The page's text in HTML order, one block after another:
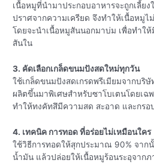
เนื้อหมูที่นำมาประกอบอาหารจะถูกเลี้ย
ปราศจากความเครียด จึงทำให้เนื้อหมู
โดยจะนำเนื้อหมูสันนอกมาบ่ม เพื่อทำใ
สันใน
3. คัดเลือกเกล็ดขนมปังสดใหม่ทุกวัน
ใช้เกล็ดขนมปังสดเกรดพรีเมียมจากบริษั
ผลิตขึ้นมาพิเศษสำหรับซาโบเตนโดยเฉ
ทำให้ทงคัทสึมีความสด สะอาด และกรอ
4. เทคนิค การทอด ที่อร่อยไม่เหมือนใคร
ใช้วิธีการทอดให้สุกประมาณ 90% จาก
น้ำมัน แล้วปล่อยให้เนื้อหมูร้อนระอุจาก